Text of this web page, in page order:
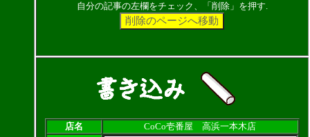
自分の記事の左欄をチェック、「削除」を押す.
店名
CoCo壱番屋 高浜一本木店